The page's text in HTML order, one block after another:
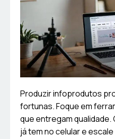
Produzir infoprodutos
fortunas. Foque em
que entregam
já tem no celular e